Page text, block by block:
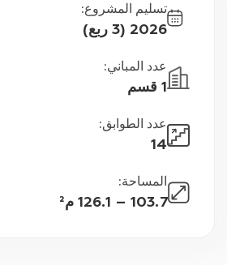
تسليم المشروع:
2026 (3 ربع)
عدد المباني:
1 قسم
عدد الطوابق:
14
المساحة:
103.7 – 126.1 م²